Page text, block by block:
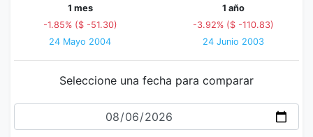
1 mes
-1.85% ($ -51.30)
24 Mayo 2004
1 año
-3.92% ($ -110.83)
24 Junio 2003
Seleccione una fecha para comparar
Fecha